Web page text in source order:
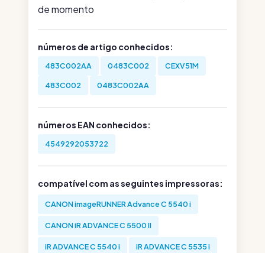
de momento
números de artigo conhecidos:
483C002AA 0483C002 CEXV51M
483C002 0483C002AA
números EAN conhecidos:
4549292053722
compatível com as seguintes impressoras:
CANON imageRUNNER Advance C 5540 i
CANON iR ADVANCE C 5500 II
iR ADVANCE C 5540 i iR ADVANCE C 5535 i